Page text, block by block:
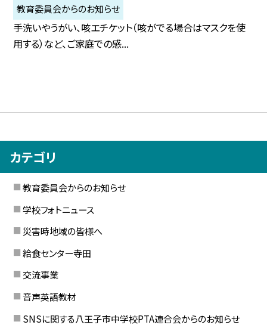
教育委員会からのお知らせ
手洗いやうがい、咳エチケット（咳がでる場合はマスクを使
用する）など、ご家庭での感...
カテゴリ
教育委員会からのお知らせ
学校フォトニュース
災害時地域の皆様へ
給食センター寺田
交流事業
音声英語教材
SNSに関する八王子市中学校PTA連合会からのお知らせ